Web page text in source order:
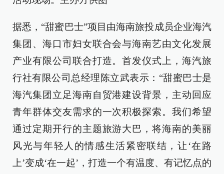
据悉，“甜蜜巴士”项目由海南旅投成员企业海汽
集团、海口市妇女联合会与海南艺由文化发展
产业有限公司联合打造。首发仪式上，海汽旅
行社有限公司总经理陈立武表示：“甜蜜巴士是
海汽集团立足海南自贸港建设背景，主动回应
青年群体交友需求的一次积极探索。我们希望
通过定期开行的主题旅游大巴，将海南的美丽
风光与年轻人的情感生活紧密联结，让‘在路
上’变成‘在一起’，打造一个有温度、有记忆点的